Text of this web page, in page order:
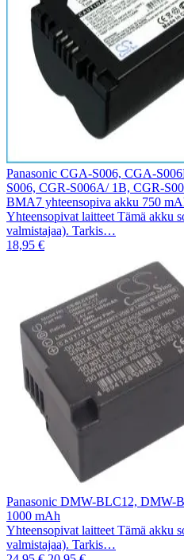
Panasonic CGA-S006, CGA-
S006, CGR-S006A/ 1B, CGR-
BMA7 yhteensopiva akku 750
Yhteensopivat laitteet Tämä akku
valmistajaa). Tarkis…
18,95 €
Panasonic DMW-BLC12,
1000 mAh
Yhteensopivat laitteet Tämä akku
valmistajaa). Tarkis…